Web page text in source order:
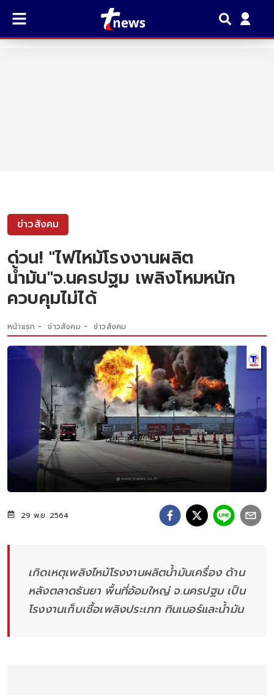
ข่าวสังคม
ด่วน! "ไฟไหม้โรงงานผลิต
น้ำมัน"จ.นครปฐม เพลิงโหมหนัก
ควบคุมไม่ได้
หน้าแรก ข่าวสังคม ข่าวสังคม
29 พ.ย. 2564
เกิดเหตุเพลิงไหม้โรงงานผลิตน้ำมันเครื่อง ด้าน
หลังตลาดธันยา พื้นที่อ้อมใหญ่ จ.นครปฐม เป็น
โรงงานเก็บเชื้อเพลิงประเภท ทินเนอร์และน้ำมัน